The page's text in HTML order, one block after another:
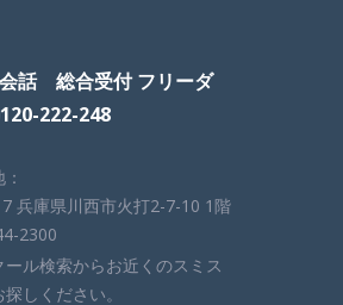
話 総合受付 フリーダ
222-248
兵庫県川西市火打2-7-10 1階
2300
ール検索からお近くのスミス
しください。